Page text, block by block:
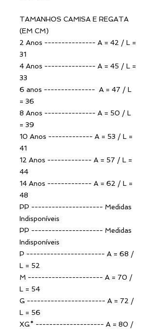
TAMANHOS CAMISA E REGATA
(EM CM)
2 Anos --------------- A = 42 / L =
31
4 Anos --------------- A = 45 / L =
33
6 anos --------------- A = 47 / L
= 36
8 Anos --------------- A = 50 / L
= 39
10 Anos ------------- A = 53 / L =
41
12 Anos ------------- A = 57 / L =
44
14 Anos ------------- A = 62 / L =
48
PP --------------------- Medidas
Indisponíveis
PP --------------------- Medidas
Indisponíveis
P ----------------------- A = 68 /
L = 52
M ---------------------- A = 70 /
L = 54
G ----------------------- A = 72 /
L = 56
XG* -------------------- A = 80 /